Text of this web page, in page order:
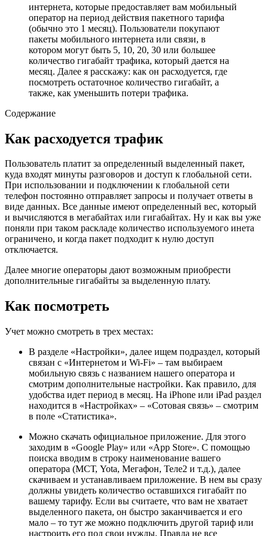
интернета, которые предоставляет вам мобильный
оператор на период действия пакетного тарифа
(обычно это 1 месяц). Пользователи покупают
пакеты мобильного интернета или связи, в
котором могут быть 5, 10, 20, 30 или большее
количество гигабайт трафика, который дается на
месяц. Далее я расскажу: как он расходуется, где
посмотреть остаточное количество гигабайт, а
также, как уменьшить потери трафика.
Содержание
Как расходуется трафик
Пользователь платит за определенный выделенный пакет,
куда входят минуты разговоров и доступ к глобальной сети.
При использовании и подключении к глобальной сети
телефон постоянно отправляет запросы и получает ответы в
виде данных. Все данные имеют определенный вес, который
и вычисляются в мегабайтах или гигабайтах. Ну и как вы уже
поняли при таком раскладе количество используемого инета
ограничено, и когда пакет подходит к нулю доступ
отключается.
Далее многие операторы дают возможным приобрести
дополнительные гигабайты за выделенную плату.
Как посмотреть
Учет можно смотреть в трех местах:
В разделе «Настройки», далее ищем подраздел, который
связан с «Интернетом и Wi-Fi» – там выбираем
мобильную связь с названием нашего оператора и
смотрим дополнительные настройки. Как правило, для
удобства идет период в месяц. На iPhone или iPad раздел
находится в «Настройках» – «Сотовая связь» – смотрим
в поле «Статистика».
Можно скачать официальное приложение. Для этого
заходим в «Google Play» или «App Store». С помощью
поиска вводим в строку наименование вашего
оператора (МСТ, Yota, Мегафон, Теле2 и т.д.), далее
скачиваем и устанавливаем приложение. В нем вы сразу
должны увидеть количество оставшихся гигабайт по
вашему тарифу. Если вы считаете, что вам не хватает
выделенного пакета, он быстро заканчивается и его
мало – то тут же можно подключить другой тариф или
настроить его под свои нужды. Правда не все